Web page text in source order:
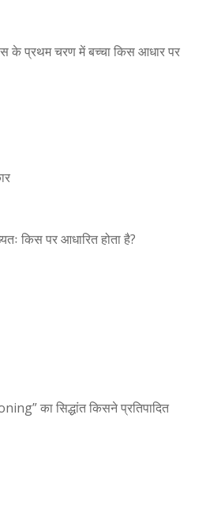
के प्रथम चरण में बच्चा किस आधार पर
किस पर आधारित होता है?
का सिद्धांत किसने प्रतिपादित